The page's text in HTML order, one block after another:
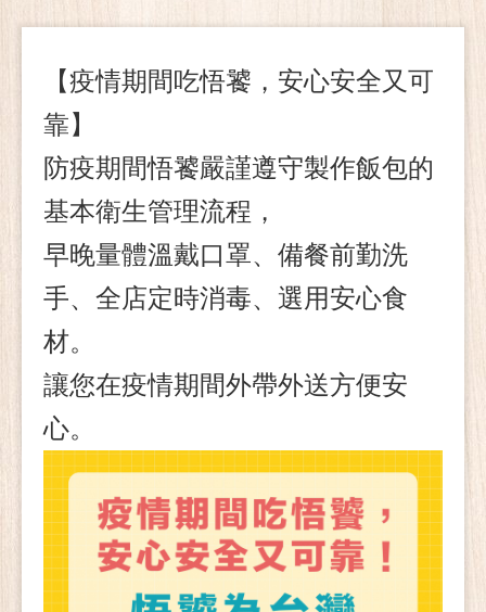
【疫情期間吃悟饕，安心安全又可
靠】
防疫期間悟饕嚴謹遵守製作飯包的
基本衛生管理流程，
早晚量體溫戴口罩、備餐前勤洗
手、全店定時消毒、選用安心食
材。
讓您在疫情期間外帶外送方便安
心。